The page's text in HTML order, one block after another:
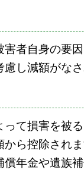
者自身の要
し減額がな
って損害を被
ら控除されま
年金や遺族